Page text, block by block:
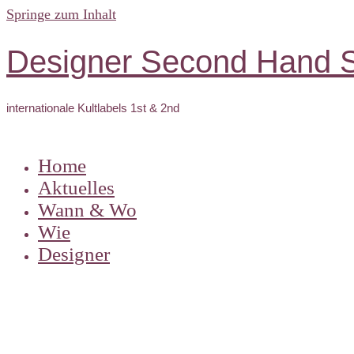
Springe zum Inhalt
Designer Second Hand
internationale Kultlabels 1st & 2nd
Home
Aktuelles
Wann & Wo
Wie
Designer